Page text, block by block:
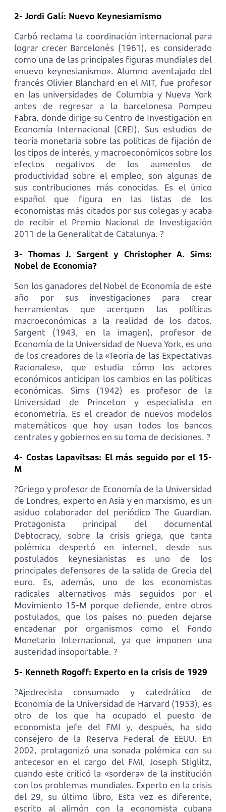
2- Jordi Galí: Nuevo Keynesiamismo
Carbó reclama la coordinación internacional para
lograr crecer Barcelonés (1961), es considerado
como una de las principales figuras mundiales del
«nuevo keynesianismo». Alumno aventajado del
francés Olivier Blanchard en el MIT, fue profesor
en las universidades de Columbia y Nueva York
antes de regresar a la barcelonesa Pompeu
Fabra, donde dirige su Centro de Investigación en
Economía Internacional (CREI). Sus estudios de
teoría monetaria sobre las políticas de fijación de
los tipos de interés, y macroeconómicos sobre los
efectos negativos de los aumentos de
productividad sobre el empleo, son algunas de
sus contribuciones más conocidas. Es el único
español que figura en las listas de los
economistas más citados por sus colegas y acaba
de recibir el Premio Nacional de Investigación
2011 de la Generalitat de Catalunya. ?
3- Thomas J. Sargent y Christopher A. Sims:
Nobel de Economía?
Son los ganadores del Nobel de Economía de este
año por sus investigaciones para crear
herramientas que acerquen las políticas
macroeconómicas a la realidad de los datos.
Sargent (1943, en la imagen), profesor de
Economía de la Universidad de Nueva York, es uno
de los creadores de la «Teoría de las Expectativas
Racionales», que estudia cómo los actores
económicos anticipan los cambios en las políticas
económicas. Sims (1942) es profesor de la
Universidad de Princeton y especialista en
econometría. Es el creador de nuevos modelos
matemáticos que hoy usan todos los bancos
centrales y gobiernos en su toma de decisiones. ?
4- Costas Lapavitsas: El más seguido por el 15-
M
?Griego y profesor de Economía de la Universidad
de Londres, experto en Asia y en marxismo, es un
asiduo colaborador del periódico The Guardian.
Protagonista principal del documental
Debtocracy, sobre la crisis griega, que tanta
polémica despertó en internet, desde sus
postulados keynesianistas es uno de los
principales defensores de la salida de Grecia del
euro. Es, además, uno de los economistas
radicales alternativos más seguidos por el
Movimiento 15-M porque defiende, entre otros
postulados, que los países no pueden dejarse
encadenar por organismos como el Fondo
Monetario Internacional, ya que imponen una
austeridad insoportable. ?
5- Kenneth Rogoff: Experto en la crisis de 1929
?Ajedrecista consumado y catedrático de
Economía de la Universidad de Harvard (1953), es
otro de los que ha ocupado el puesto de
economista jefe del FMI y, después, ha sido
consejero de la Reserva Federal de EEUU. En
2002, protagonizó una sonada polémica con su
antecesor en el cargo del FMI, Joseph Stiglitz,
cuando este criticó la «sordera» de la institución
con los problemas mundiales. Experto en la crisis
del 29, su último libro, Esta vez es diferente,
escrito al alimón con la economista cubana